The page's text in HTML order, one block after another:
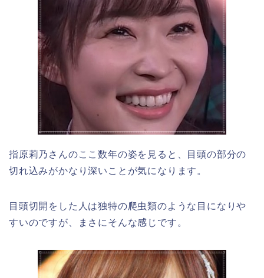
指原莉乃さんのここ数年の姿を見ると、目頭の部分の
切れ込みがかなり深いことが気になります。
目頭切開をした人は独特の爬虫類のような目になりや
すいのですが、まさにそんな感じです。